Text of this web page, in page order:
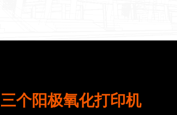
三个阳极氧化打印机